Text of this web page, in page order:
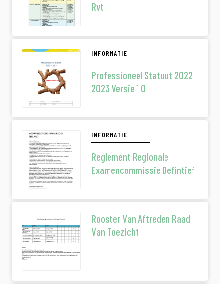
Rvt
INFORMATIE
Professioneel Statuut 2022
2023 Versie 1 0
INFORMATIE
Reglement Regionale
Examencommissie Defintief
Rooster Van Aftreden Raad
Van Toezicht